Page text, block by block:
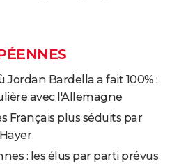
Jordan Bardella a fait 100% :
avec l'Allemagne
Français plus séduits par
: les élus par parti prévus